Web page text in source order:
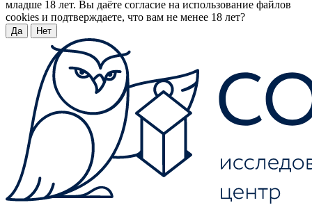
младше 18 лет. Вы даёте согласие на использование файлов
cookies и подтверждаете, что вам не менее 18 лет?
Да Нет